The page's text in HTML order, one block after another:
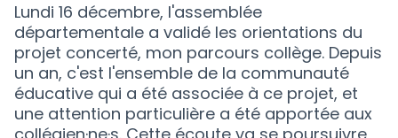
Lundi 16 décembre, l'assemblée
départementale a validé les orientations du
projet concerté, mon parcours collège. Depuis
un an, c'est l'ensemble de la communauté
éducative qui a été associée à ce projet, et
une attention particulière a été apportée aux